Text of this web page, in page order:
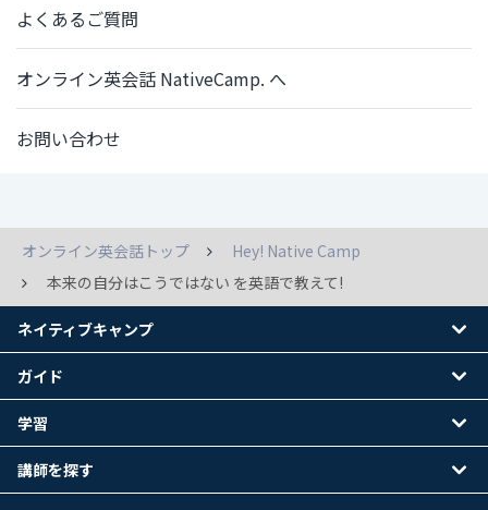
よくあるご質問
オンライン英会話 NativeCamp. へ
お問い合わせ
オンライン英会話トップ
Hey! Native Camp
本来の自分はこうではない を英語で教えて!
ネイティブキャンプ
ガイド
学習
講師を探す